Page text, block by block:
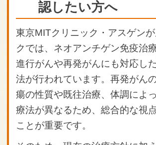
認したい方へ
東京MITクリニック・アスゲン
クでは、ネオアンチゲン免疫治
進行がんや再発がんにも対応し
法が行われています。再発がん
瘍の性質や既往治療、体調によ
療法が異なるため、総合的な視
ことが重要です。